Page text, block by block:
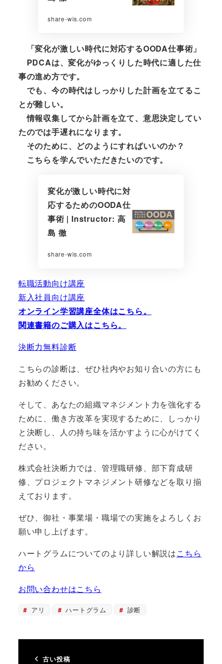
share-wis.com
「変化が激しい時代に対応するOODA仕事術」
PDCAは、変化がゆっくりした時代に適した仕
事の進め方です。
でも、今の時代はしっかりした計画を立てるこ
とが難しい。
情報収集してから計画を立て、意思決定してい
たのでは手遅れになります。
そのために、どのようにすればいいのか？
こちらを学んでいただきたいのです。
変化が激しい時代に対
応するためのOODA仕
事術 | Instructor: 高
島 徹
share-wis.com
転職活動向け講座
新入社員向け講座
オンライン学習講座全体はこちら。
関連書籍のご購入はこちら。
決断力無料診断
こちらの診断は、ぜひ社内やお知り合いの方にも
お勧めください。
そして、あなたの組織マネジメント力を強化する
ために、働き方改革を実現するために、しっかり
と決断し、人の持ち味を活かすように心がけてく
ださい。
株式会社決断力では、管理職研修、部下育成研
修、プロジェクトマネジメント研修などを取り揃
えております。
ぜひ、御社・事業場・職場での実施をよろしくお
願い申し上げます。
ハートグラムについてのより詳しい解説はこちら
から
お問い合わせはこちら
アリ ハートグラム 診断
古い投稿